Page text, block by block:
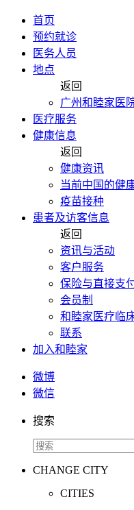
首页
预约就诊
医务人员
地点
返回
广州和睦家医
医疗服务
健康信息
返回
健康资讯
当前中国的健
疫苗接种
患者及访客信息
返回
资讯与活动
客户服务
保险与直接支
会员制
和睦家医疗临
联系
加入和睦家
微博
微信
搜索
CHANGE CITY
CITIES